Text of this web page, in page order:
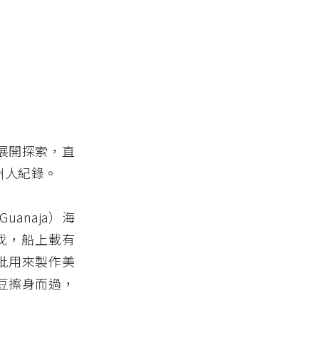
開探索，直
紀錄。
Guanaja）海
，船上載有
用來製作美
身而過，